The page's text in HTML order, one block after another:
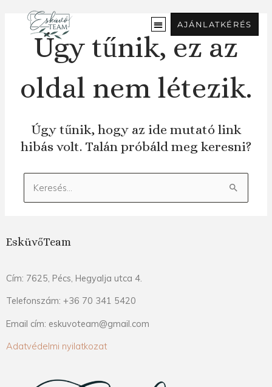
tartalomra
AJÁNLATKÉRÉS
Úgy tűnik, ez az
oldal nem létezik.
Úgy tűnik, hogy az ide mutató link
hibás volt. Talán próbáld meg keresni?
Keresés:
EsküvőTeam
Cím: 7625, Pécs, Hegyalja utca 4.
Telefonszám: +36 70 341 5420
Email cím: eskuvoteam@gmail.com
Adatvédelmi nyilatkozat